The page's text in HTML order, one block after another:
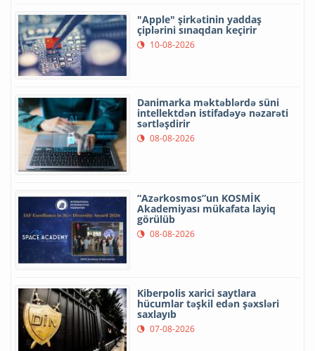
"Apple" şirkətinin yaddaş
çiplərini sınaqdan keçirir
10-08-2026
Danimarka məktəblərdə süni
intellektdən istifadəyə nəzarəti
sərtləşdirir
08-08-2026
“Azərkosmos”un KOSMİK
Akademiyası mükafata layiq
görülüb
08-08-2026
Kiberpolis xarici saytlara
hücumlar təşkil edən şəxsləri
saxlayıb
07-08-2026